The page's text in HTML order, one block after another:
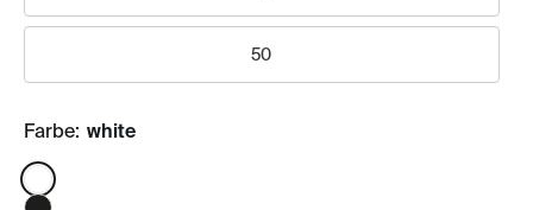
50
Farbe: white
Color: